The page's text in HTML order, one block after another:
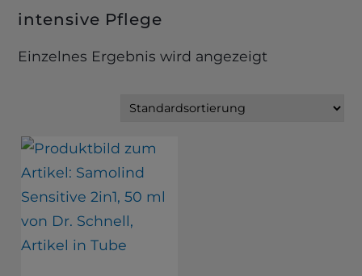
intensive Pflege
Einzelnes Ergebnis wird angezeigt